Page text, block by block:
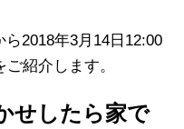
2018年3月14日12:00
紹介します。
せしたら家で